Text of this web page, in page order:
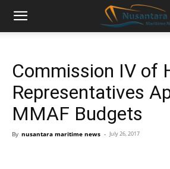
Commission IV of
Representatives
MMAF Budgets
By nusantara maritime news - July 26, 2017